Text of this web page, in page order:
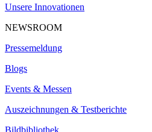
Unsere Innovationen
NEWSROOM
Pressemeldung
Blogs
Events & Messen
Auszeichnungen & Testberichte
Bildbibliothek